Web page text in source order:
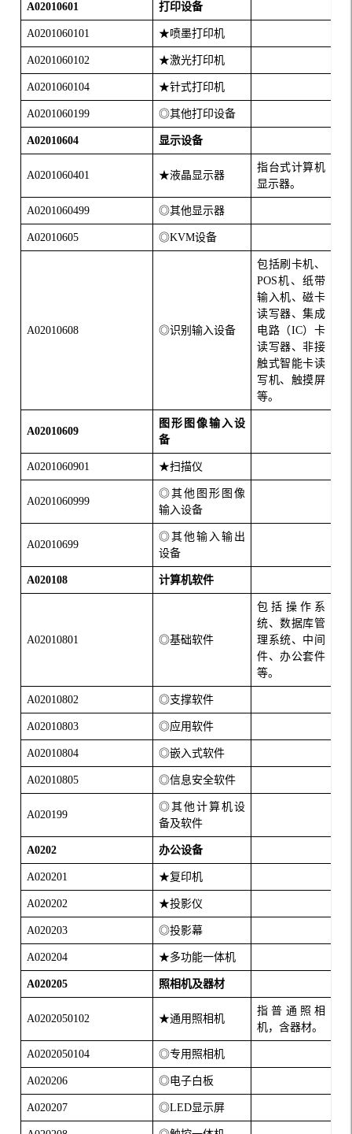
A02010601 打印设备
A0201060101 ★喷墨打印机
A0201060102 ★激光打印机
A0201060104 ★针式打印机
A0201060199 ◎其他打印设备
A02010604 显示设备
A0201060401 ★液晶显示器
指台式计算机
显示器。
A0201060499 ◎其他显示器
A02010605 ◎KVM设备
A02010608 ◎识别输入设备
包括刷卡机、
POS机、纸带
输入机、磁卡
读写器、集成
电路（IC）卡
读写器、非接
触式智能卡读
写机、触摸屏
等。
A02010609
图形图像输入设
备
A0201060901 ★扫描仪
A0201060999
◎其他图形图像
输入设备
A02010699
◎其他输入输出
设备
A020108 计算机软件
A02010801 ◎基础软件
包括操作系
统、数据库管
理系统、中间
件、办公套件
等。
A02010802 ◎支撑软件
A02010803 ◎应用软件
A02010804 ◎嵌入式软件
A02010805 ◎信息安全软件
A020199
◎其他计算机设
备及软件
A0202 办公设备
A020201 ★复印机
A020202 ★投影仪
A020203 ◎投影幕
A020204 ★多功能一体机
A020205 照相机及器材
A0202050102 ★通用照相机
指普通照相
机，含器材。
A0202050104 ◎专用照相机
A020206 ◎电子白板
A020207 ◎LED显示屏